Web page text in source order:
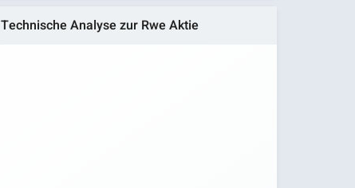
Technische Analyse zur Rwe Aktie